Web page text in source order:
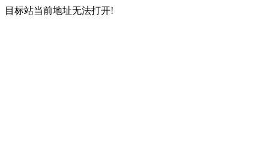
目标站当前地址无法打开!